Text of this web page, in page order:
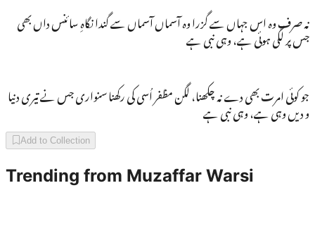
نہ صرف وہ اس جہاں سے گزرا وہ آسماں آسماں سے گندا نگاہِ سائنس داں بھی
جس پر لگی ہوئی ہے، وہی نبی ہے
جو کوئی امرت بھی دے نہ چکھنا، لگن مظفر اُسی کی رکھنا سنواری جس نے تیری دنیا
و دیں وہی ہے، وہی نبی ہے
Add to Collection
Trending from Muzaffar Warsi